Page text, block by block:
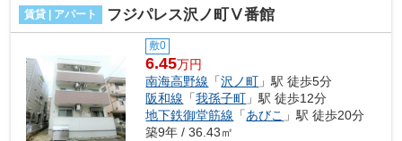
賃貸 | アパート フジパレス沢ノ町Ⅴ番館
敷0
6.45万円
南海高野線 「沢ノ町 」駅 徒歩5分
阪和線 「我孫子町 」駅 徒歩12分
地下鉄御堂筋線 「あびこ 」駅 徒歩20分
築9年 / 36.43㎡